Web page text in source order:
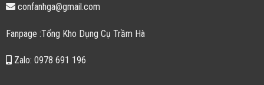
confanhga@gmail.com
Fanpage :Tổng Kho Dụng Cụ Trầm Hà
Zalo: 0978 691 196